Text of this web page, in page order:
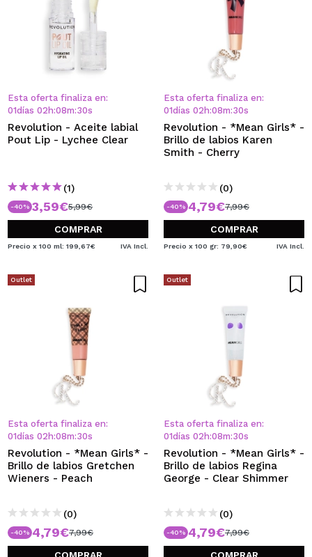
Esta oferta finaliza en:
01días 02 h:08m:30s
Revolution - Aceite labial
Pout Lip - Lychee Clear
(1)
-40% 3,59€5,99€
COMPRAR
Precio x 100 ml: 199,67€ IVA Incl.
Esta oferta finaliza en:
01días 02 h:08m:30s
Revolution - *Mean Girls* -
Brillo de labios Karen
Smith - Cherry
(0)
-40% 4,79€7,99€
COMPRAR
Precio x 100 gr: 79,90€ IVA Incl.
Outlet
Esta oferta finaliza en:
01días 02 h:08m:30s
Revolution - *Mean Girls* -
Brillo de labios Gretchen
Wieners - Peach
(0)
-40% 4,79€7,99€
Outlet
Esta oferta finaliza en:
01días 02 h:08m:30s
Revolution - *Mean Girls* -
Brillo de labios Regina
George - Clear Shimmer
(0)
-40% 4,79€7,99€